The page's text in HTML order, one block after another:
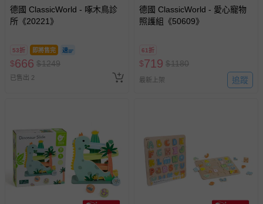
德國 ClassicWorld - 啄木鳥診
所《20221》
53折 即將售完
$666 $1249
已售出 2
德國 ClassicWorld - 愛心寵物
照護組《50609》
61折
$719 $1180
最新上架 追蹤